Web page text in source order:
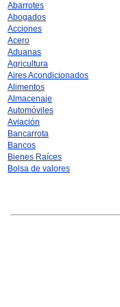
Abarrotes
Abogados
Acciones
Acero
Aduanas
Agricultura
Aires Acondicionados
Alimentos
Almacenaje
Automóviles
Aviación
Bancarrota
Bancos
Bienes Raíces
Bolsa de valores